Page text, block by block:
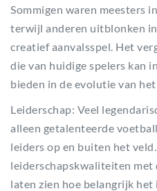
Sommigen waren meesters
terwijl anderen uitblonken
creatief aanvalsspel. Het
die van huidige spelers kan
bieden in de evolutie van
Leiderschap: Veel
alleen getalenteerde
leiders op en buiten het
leiderschapskwaliteiten met
laten zien hoe belangrijk het